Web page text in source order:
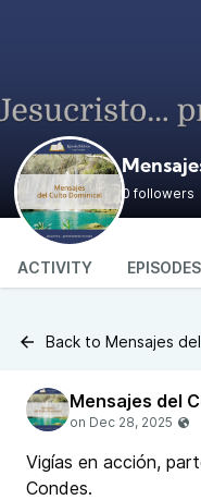
0 followers
ACTIVITY EPISODES
Back to Mensajes
Mensajes del
Vigías en acción,
Condes.